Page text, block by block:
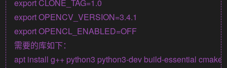
export CLONE_TAG=1.0
export OPENCV_VERSION=3.4.1
需要的库如下：
apt install g++ python3 python3-dev build-essential